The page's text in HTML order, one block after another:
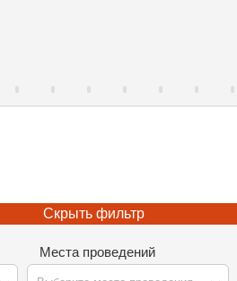
Скрыть фильтр
Места проведений